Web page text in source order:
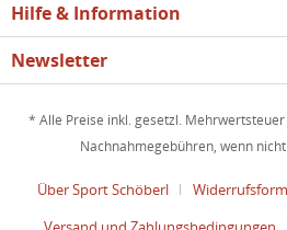
Hilfe & Information
Newsletter
* Alle Preise inkl. gesetzl. Mehrwertsteuer
Nachnahmegebühren, wenn
Über Sport Schöberl